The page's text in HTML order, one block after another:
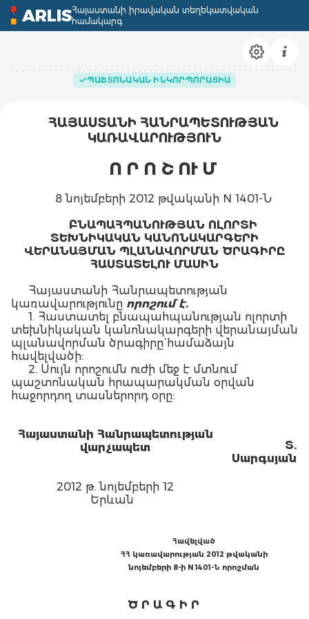
ARLISՀայաստանի իրավական տեղեկատվական
համակարգ
ՊԱՇՏՈՆԱԿԱՆ ԻՆԿՈՐՊՈՐԱՑԻԱ
ՀԱՅԱՍՏԱՆԻ ՀԱՆՐԱՊԵՏՈՒԹՅԱՆ
ԿԱՌԱՎԱՐՈՒԹՅՈՒՆ
Ո Ր Ո Շ ՈՒ Մ
8 նոյեմբերի 2012 թվականի N 1401-Ն
ԲՆԱՊԱՀՊԱՆՈՒԹՅԱՆ ՈԼՈՐՏԻ
ՏԵԽՆԻԿԱԿԱՆ ԿԱՆՈՆԱԿԱՐԳԵՐԻ
ՎԵՐԱՆԱՅՄԱՆ ՊԼԱՆԱՎՈՐՄԱՆ ԾՐԱԳԻՐԸ
ՀԱՍՏԱՏԵԼՈՒ ՄԱՍԻՆ
Հայաստանի Հանրապետության
կառավարությունը որոշում է.
1. Հաստատել բնապահպանության ոլորտի
տեխնիկական կանոնակարգերի վերանայման
պլանավորման ծրագիրը` համաձայն
հավելվածի:
2. Սույն որոշումն ուժի մեջ է մտնում
պաշտոնական հրապարակման օրվան
հաջորդող տասներորդ օրը:
Հայաստանի Հանրապետության
վարչապետ
Տ.
Սարգսյան
2012 թ. նոյեմբերի 12
Երևան
Հավելված
ՀՀ կառավարության 2012 թվականի
նոյեմբերի 8-ի N 1401-Ն որոշման
Ծ Ր Ա Գ Ի Ր